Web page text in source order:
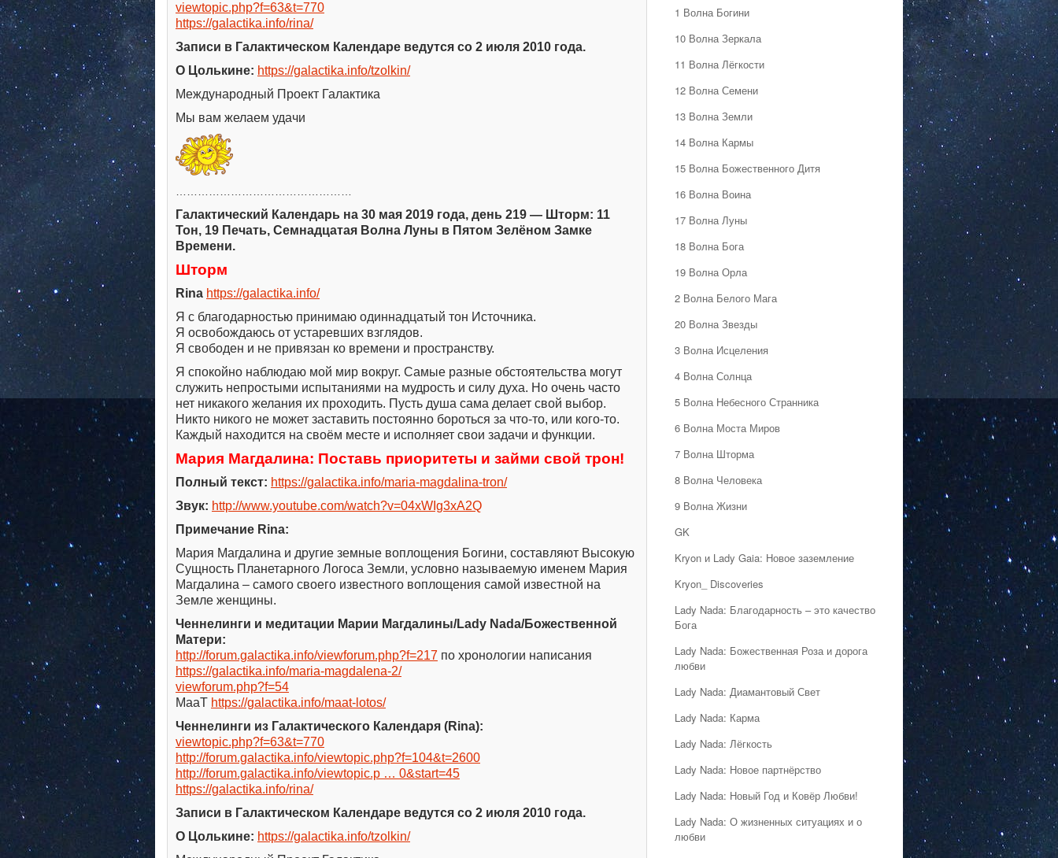
viewtopic.php?f=63&t=770
https://galactika.info/rina/
Записи в Галактическом Календаре ведутся со 2 июля 2010 года.
О Цолькине: https://galactika.info/tzolkin/
Международный Проект Галактика
Мы вам желаем удачи
Галактический Календарь на 30 мая 2019 года, день 219 — Шторм: 11
Тон, 19 Печать, Семнадцатая Волна Луны в Пятом Зелёном Замке
Времени.
Шторм
Rina https://galactika.info/
Я с благодарностью принимаю одиннадцатый тон Источника.
Я освобождаюсь от устаревших взглядов.
Я свободен и не привязан ко времени и пространству.
Я спокойно наблюдаю мой мир вокруг. Самые разные обстоятельства могут
служить непростыми испытаниями на мудрость и силу духа. Но очень часто
нет никакого желания их проходить. Пусть душа сама делает свой выбор.
Никто никого не может заставить постоянно бороться за что-то, или кого-то.
Каждый находится на своём месте и исполняет свои задачи и функции.
Мария Магдалина: Поставь приоритеты и займи свой трон!
Полный текст: https://galactika.info/maria-magdalina-tron/
Звук: http://www.youtube.com/watch?v=04xWIg3xA2Q
Примечание Rina:
Мария Магдалина и другие земные воплощения Богини, составляют Высокую
Сущность Планетарного Логоса Земли, условно называемую именем Мария
Магдалина – самого своего известного воплощения самой известной на
Земле женщины.
Ченнелинги и медитации Марии Магдалины/Lady Nada/Божественной
Матери:
http://forum.galactika.info/viewforum.php?f=217 по хронологии написания
https://galactika.info/maria-magdalena-2/
viewforum.php?f=54
МааТ https://galactika.info/maat-lotos/
Ченнелинги из Галактического Календаря (Rina):
viewtopic.php?f=63&t=770
http://forum.galactika.info/viewtopic.php?f=104&t=2600
http://forum.galactika.info/viewtopic.p … 0&start=45
https://galactika.info/rina/
Записи в Галактическом Календаре ведутся со 2 июля 2010 года.
О Цолькине: https://galactika.info/tzolkin/
1 Волна Богини
10 Волна Зеркала
11 Волна Лёгкости
12 Волна Семени
13 Волна Земли
14 Волна Кармы
15 Волна Божественного Дитя
16 Волна Воина
17 Волна Луны
18 Волна Бога
19 Волна Орла
2 Волна Белого Мага
20 Волна Звезды
3 Волна Исцеления
4 Волна Солнца
5 Волна Небесного Странника
6 Волна Моста Миров
7 Волна Шторма
8 Волна Человека
9 Волна Жизни
GK
Kryon и Lady Gaia: Новое заземление
Kryon_ Discoveries
Lady Nada: Благодарность – это качество
Бога
Lady Nada: Божественная Роза и дорога
любви
Lady Nada: Диамантовый Свет
Lady Nada: Карма
Lady Nada: Лёгкость
Lady Nada: Новое партнёрство
Lady Nada: Новый Год и Ковёр Любви!
Lady Nada: О жизненных ситуациях и о
любви